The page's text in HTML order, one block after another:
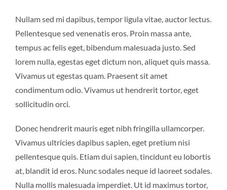
Nullam sed mi dapibus, tempor ligula vitae, auctor lectus.
Pellentesque sed venenatis eros. Proin massa ante,
tempus ac felis eget, bibendum malesuada justo. Sed
lorem nulla, egestas eget dictum non, aliquet quis massa.
Vivamus ut egestas quam. Praesent sit amet
condimentum odio. Vivamus ut hendrerit tortor, eget
sollicitudin orci.
Donec hendrerit mauris eget nibh fringilla ullamcorper.
Vivamus ultricies dapibus sapien, eget pretium nisi
pellentesque quis. Etiam dui sapien, tincidunt eu lobortis
at, blandit id eros. Nunc sodales neque id laoreet sodales.
Nulla mollis malesuada imperdiet. Ut id maximus tortor,